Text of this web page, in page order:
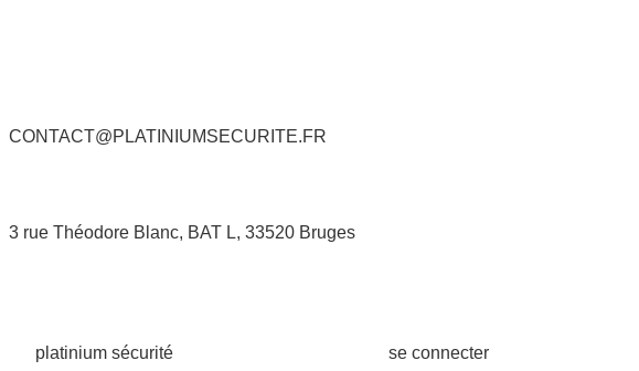
CONTACT@PLATINIUMSECURITE.FR
3 rue Théodore Blanc, BAT L, 33520 Bruges
platinium sécurité se connecter